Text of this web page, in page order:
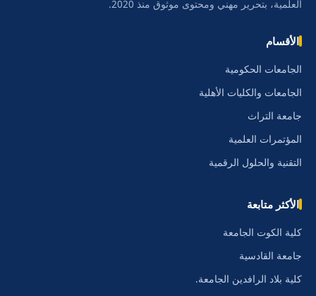
العلمية، بتحرير مهني ومحتوى موثوق منذ 2020.
الأقسام
الجامعات الحكومية
الجامعات والكليات الأهلية
جامعة التراث
المؤتمرات العلمية
التقنية والحلول الرقمية
الأكثر متابعة
كلية الكوت الجامعة
جامعة القادسية
كلية بلاد الرافدين الجامعة.